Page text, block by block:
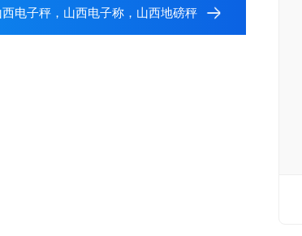
西电子秤，山西电子称，山西地磅秤